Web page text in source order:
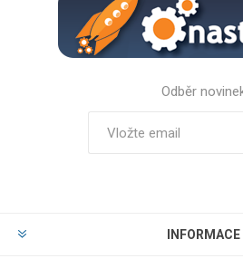
Odběr
INFORMACE